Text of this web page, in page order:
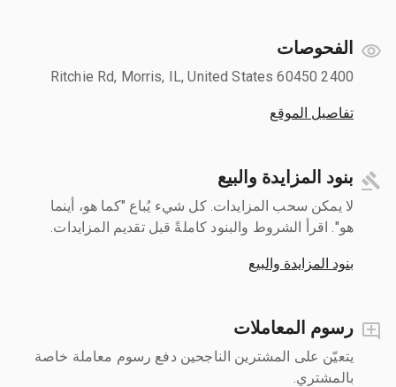
الفحوصات
2400 Ritchie Rd, Morris, IL, United States 60450
تفاصيل الموقع
بنود المزايدة والبيع
لا يمكن سحب المزايدات. كل شيء يُباع "كما هو، أينما
هو". اقرأ الشروط والبنود كاملةً قبل تقديم المزايدات.
بنود المزايدة والبيع
رسوم المعاملات
يتعيّن على المشترين الناجحين دفع رسوم معاملة خاصة
بالمشتري.